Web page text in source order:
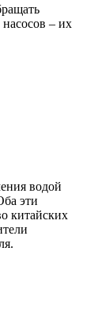
– их
водой
эти
китайских